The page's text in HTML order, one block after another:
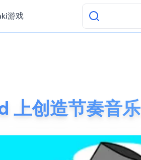
游戏
创造节奏音乐